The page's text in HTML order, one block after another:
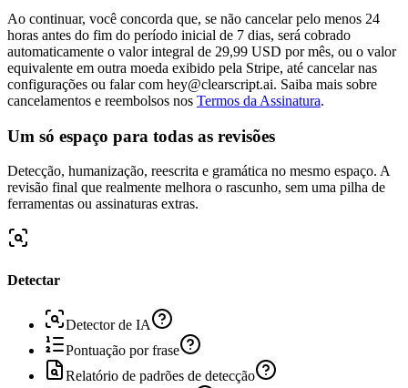
Ao continuar, você concorda que, se não cancelar pelo menos 24
horas antes do fim do período inicial de 7 dias, será cobrado
automaticamente o valor integral de 29,99 USD por mês, ou o valor
equivalente em outra moeda exibido pela Stripe, até cancelar nas
configurações ou falar com hey@clearscript.ai. Saiba mais sobre
cancelamentos e reembolsos nos Termos da Assinatura.
Um só espaço para todas as revisões
Detecção, humanização, reescrita e gramática no mesmo espaço. A
revisão final que realmente melhora o rascunho, sem uma pilha de
ferramentas ou assinaturas extras.
Detectar
Detector de IA
Pontuação por frase
Relatório de padrões de detecção